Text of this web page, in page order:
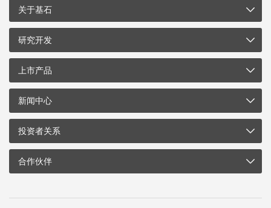
关于基石
研究开发
上市产品
新闻中心
投资者关系
合作伙伴